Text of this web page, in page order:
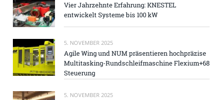
Vier Jahrzehnte Erfahrung: KNESTEL
entwickelt Systeme bis 100 kW
5. NOVEMBER 2025
Agile Wing und NUM präsentieren hochpräzise
Multitasking-Rundschleifmaschine Flexium+68
Steuerung
5. NOVEMBER 2025